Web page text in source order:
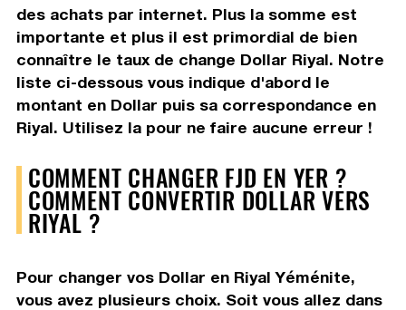
des achats par internet. Plus la somme est
importante et plus il est primordial de bien
connaître le taux de change Dollar Riyal. Notre
liste ci-dessous vous indique d'abord le
montant en Dollar puis sa correspondance en
Riyal. Utilisez la pour ne faire aucune erreur !
COMMENT CHANGER FJD EN YER ?
COMMENT CONVERTIR DOLLAR VERS
RIYAL ?
Pour changer vos Dollar en Riyal Yéménite,
vous avez plusieurs choix. Soit vous allez dans